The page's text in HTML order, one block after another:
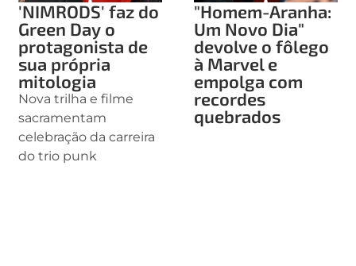
'NIMRODS' faz do
Green Day o
protagonista de
sua própria
mitologia
Nova trilha e filme
sacramentam
celebração da carreira
do trio punk
"Homem-Aranha:
Um Novo Dia"
devolve o fôlego
à Marvel e
empolga com
recordes
quebrados